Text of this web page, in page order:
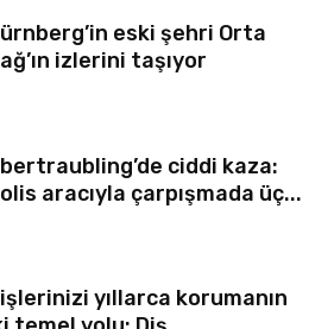
eski şehri Orta
izlerini taşıyor
ciddi kaza:
aracıyla çarpışmada üç...
yıllarca korumanın